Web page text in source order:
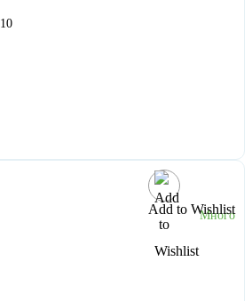
10
Add to Wishlist
Много